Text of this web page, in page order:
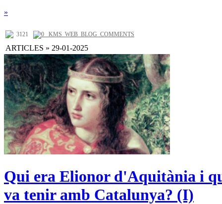
»
3121 0 _KMS_WEB_BLOG_COMMENTS
ARTICLES » 29-01-2025
Qui era Elionor d'Aquitània i
va tenir amb Catalunya? (I)